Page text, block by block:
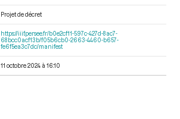
Projet de décret
https://iiif.persee.fr/b0e2cf11-597c-427d-8ac7-
68bcc0acf13b/f05b6cb0-2663-4460-b657-
fe6f5ea3c7dc/manifest
11 octobre 2024 à 16:10